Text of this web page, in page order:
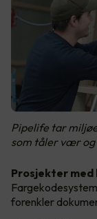
Pipelife tar
som tåler vær og
Prosjekter
forenkler